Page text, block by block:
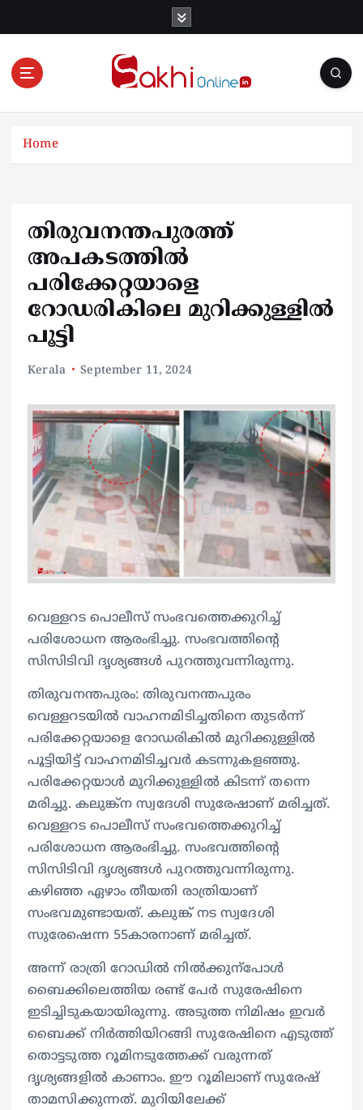
Online News Portal
Home
തിരുവനന്തപുരത്ത്
അപകടത്തിൽ
പരിക്കേറ്റയാളെ
റോഡരികിലെ മുറിക്കുള്ളിൽ
പൂട്ടി
Kerala September 11, 2024
വെള്ളറട പൊലീസ് സംഭവത്തെക്കുറിച്ച്
പരിശോധന ആരംഭിച്ചു. സംഭവത്തിന്റെ
സിസിടിവി ദൃശ്യങ്ങൾ പുറത്തുവന്നിരുന്നു.
തിരുവനന്തപുരം: തിരുവനന്തപുരം
വെള്ളറടയിൽ വാഹനമിടിച്ചതിനെ തുടർന്ന്
പരിക്കേറ്റയാളെ റോഡരികിൽ മുറിക്കുള്ളിൽ
പൂട്ടിയിട്ട് വാഹനമിടിച്ചവർ കടന്നുകളഞ്ഞു.
പരിക്കേറ്റയാൾ മുറിക്കുള്ളിൽ കിടന്ന് തന്നെ
മരിച്ചു. കലുങ്ക്ന സ്വദേശി സുരേഷാണ് മരിച്ചത്.
വെള്ളറട പൊലീസ് സംഭവത്തെക്കുറിച്ച്
പരിശോധന ആരംഭിച്ചു. സംഭവത്തിന്റെ
സിസിടിവി ദൃശ്യങ്ങൾ പുറത്തുവന്നിരുന്നു.
കഴിഞ്ഞ ഏഴാം തീയതി രാത്രിയാണ്
സംഭവമുണ്ടായത്. കലുങ്ക് നട സ്വദേശി
സുരേഷെന്ന 55കാരനാണ് മരിച്ചത്.
അന്ന് രാത്രി റോഡില്‍ നില്‍ക്കുന്പോള്‍
ബൈക്കിലെത്തിയ രണ്ട് പേര്‍ സുരേഷിനെ
ഇടിച്ചിടുകയായിരുന്നു. അടുത്ത നിമിഷം ഇവര്‍
ബൈക്ക് നിര്‍ത്തിയിറങ്ങി സുരേഷിനെ എടുത്ത്
തൊട്ടടുത്ത റൂമിനടുത്തേക്ക് വരുന്നത്
ദൃശ്യങ്ങളില്‍ കാണാം. ഈ റൂമിലാണ് സുരേഷ്
താമസിക്കുന്നത്. മുറിയിലേക്ക്